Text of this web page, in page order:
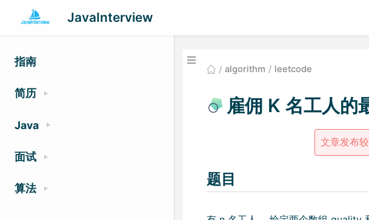
JavaInterview
指南
简历
Java
面试
算法
algorithm leetcode
雇佣 K 名工人的
文章发布
题目